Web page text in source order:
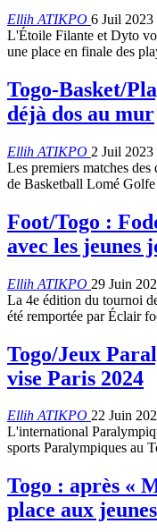
Ellih ATIKPO 6 Juil 2023
L'Étoile Filante et Dyto
une place en finale des
Togo-Basket/
déjà dos au mur
Ellih ATIKPO 2 Juil 2023
Les premiers matches
de Basketball Lomé
Foot/Togo :
avec les jeunes
Ellih ATIKPO 29 Juin
La 4e édition du tournoi
été remportée par Éclair
Togo/Jeux
vise Paris 2024
Ellih ATIKPO 22 Juin
L'international
sports Paralympiques au
Togo : après «
place aux jeunes